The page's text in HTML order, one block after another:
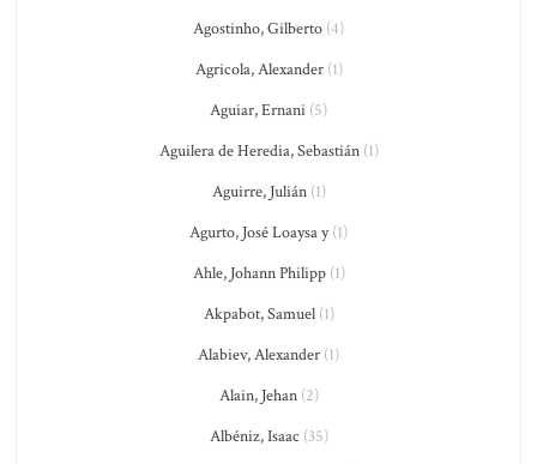
Agostinho, Gilberto (4)
Agricola, Alexander(1)
Aguiar, Ernani (5)
Aguilera de Heredia, Sebastián(1)
Aguirre, Julián(1)
Agurto, José Loaysa y(1)
Ahle, Johann Philipp(1)
Akpabot, Samuel(1)
Alabiev, Alexander (1)
Alain, Jehan(2)
Albéniz, Isaac (35)